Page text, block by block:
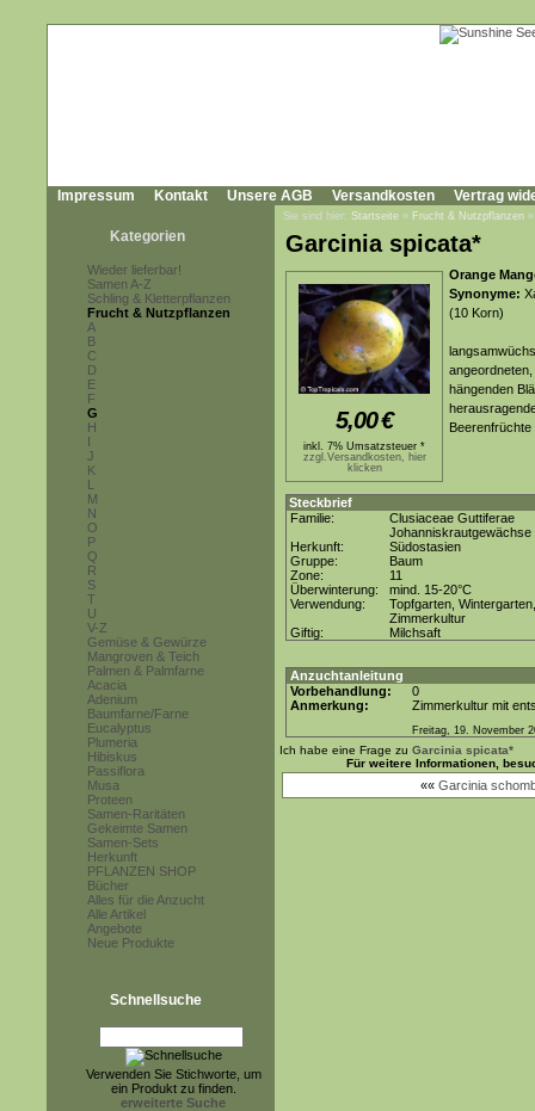
Impressum Kontakt Unsere AGB Versandkosten Vertrag
Kategorien
Wieder lieferbar!
Samen A-Z
Schling & Kletterpflanzen
Frucht & Nutzpflanzen
A
B
C
D
E
F
G
H
I
J
K
L
M
N
O
P
Q
R
S
T
U
V-Z
Gemüse & Gewürze
Mangroven & Teich
Palmen & Palmfarne
Acacia
Adenium
Baumfarne/Farne
Eucalyptus
Plumeria
Hibiskus
Passiflora
Musa
Proteen
Samen-Raritäten
Gekeimte Samen
Samen-Sets
Herkunft
PFLANZEN SHOP
Bücher
Alles für die Anzucht
Alle Artikel
Angebote
Neue Produkte
Schnellsuche
Verwenden Sie Stichworte, um
ein Produkt zu finden.
erweiterte Suche
Sie sind hier: Startseite » Frucht & Nutzpflanzen
Garcinia spicata*
5,00€
inkl. 7% Umsatzsteuer *
zzgl.Versandkosten, hier
klicken
Orange
Synonyme:
(10 Korn)
hängenden
Beerenfrüchte
Steckbrief
Familie:
Clusiaceae Guttiferae
Johanniskrautgewächse
Herkunft:
Südostasien
Gruppe:
Baum
Zone:
11
Überwinterung:
mind. 15-20°C
Verwendung:
Topfgarten, Wintergarten,
Zimmerkultur
Giftig:
Milchsaft
Anzuchtanleitung
Vorbehandlung:
0
Anmerkung:
Zimmerkultur mit
Freitag, 19. November
Ich habe eine Frage zu Garcinia spicata*
Für weitere Informationen,
«« Garcinia